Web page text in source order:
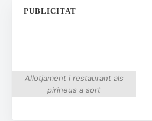
PUBLICITAT
Allotjament i restaurant als
pirineus a sort